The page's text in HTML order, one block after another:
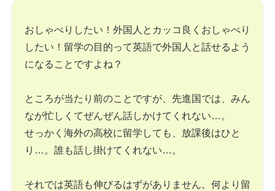
おしゃべりしたい！外国人とカッコ良くおしゃべり
したい！留学の目的って英語で外国人と話せるよう
になることですよね？
ところが当たり前のことですが、先進国では、みん
なが忙しくてぜんぜん話しかけてくれない…。
せっかく海外の高校に留学しても、放課後はひと
り…。誰も話し掛けてくれない…。
それでは英語も伸びるはずがありません。何より留